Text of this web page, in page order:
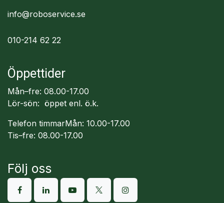
info@roboservice.se
010-214 62 22
Öppettider
Mån–fre: 08.00-17.00
Lör-sön: öppet enl. ö.k.
Telefon timmarMån: 10.00-17.00
Tis–fre: 08.00-17.00
Följ oss